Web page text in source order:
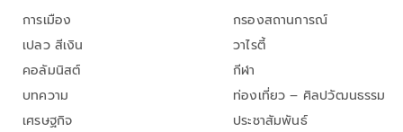
การเมือง
เปลว สีเงิน
คอลัมนิสต์
บทความ
เศรษฐกิจ
กรองสถานการณ์
วาไรตี้
กีฬา
ท่องเที่ยว – ศิลปวัฒนธรรม
ประชาสัมพันธ์